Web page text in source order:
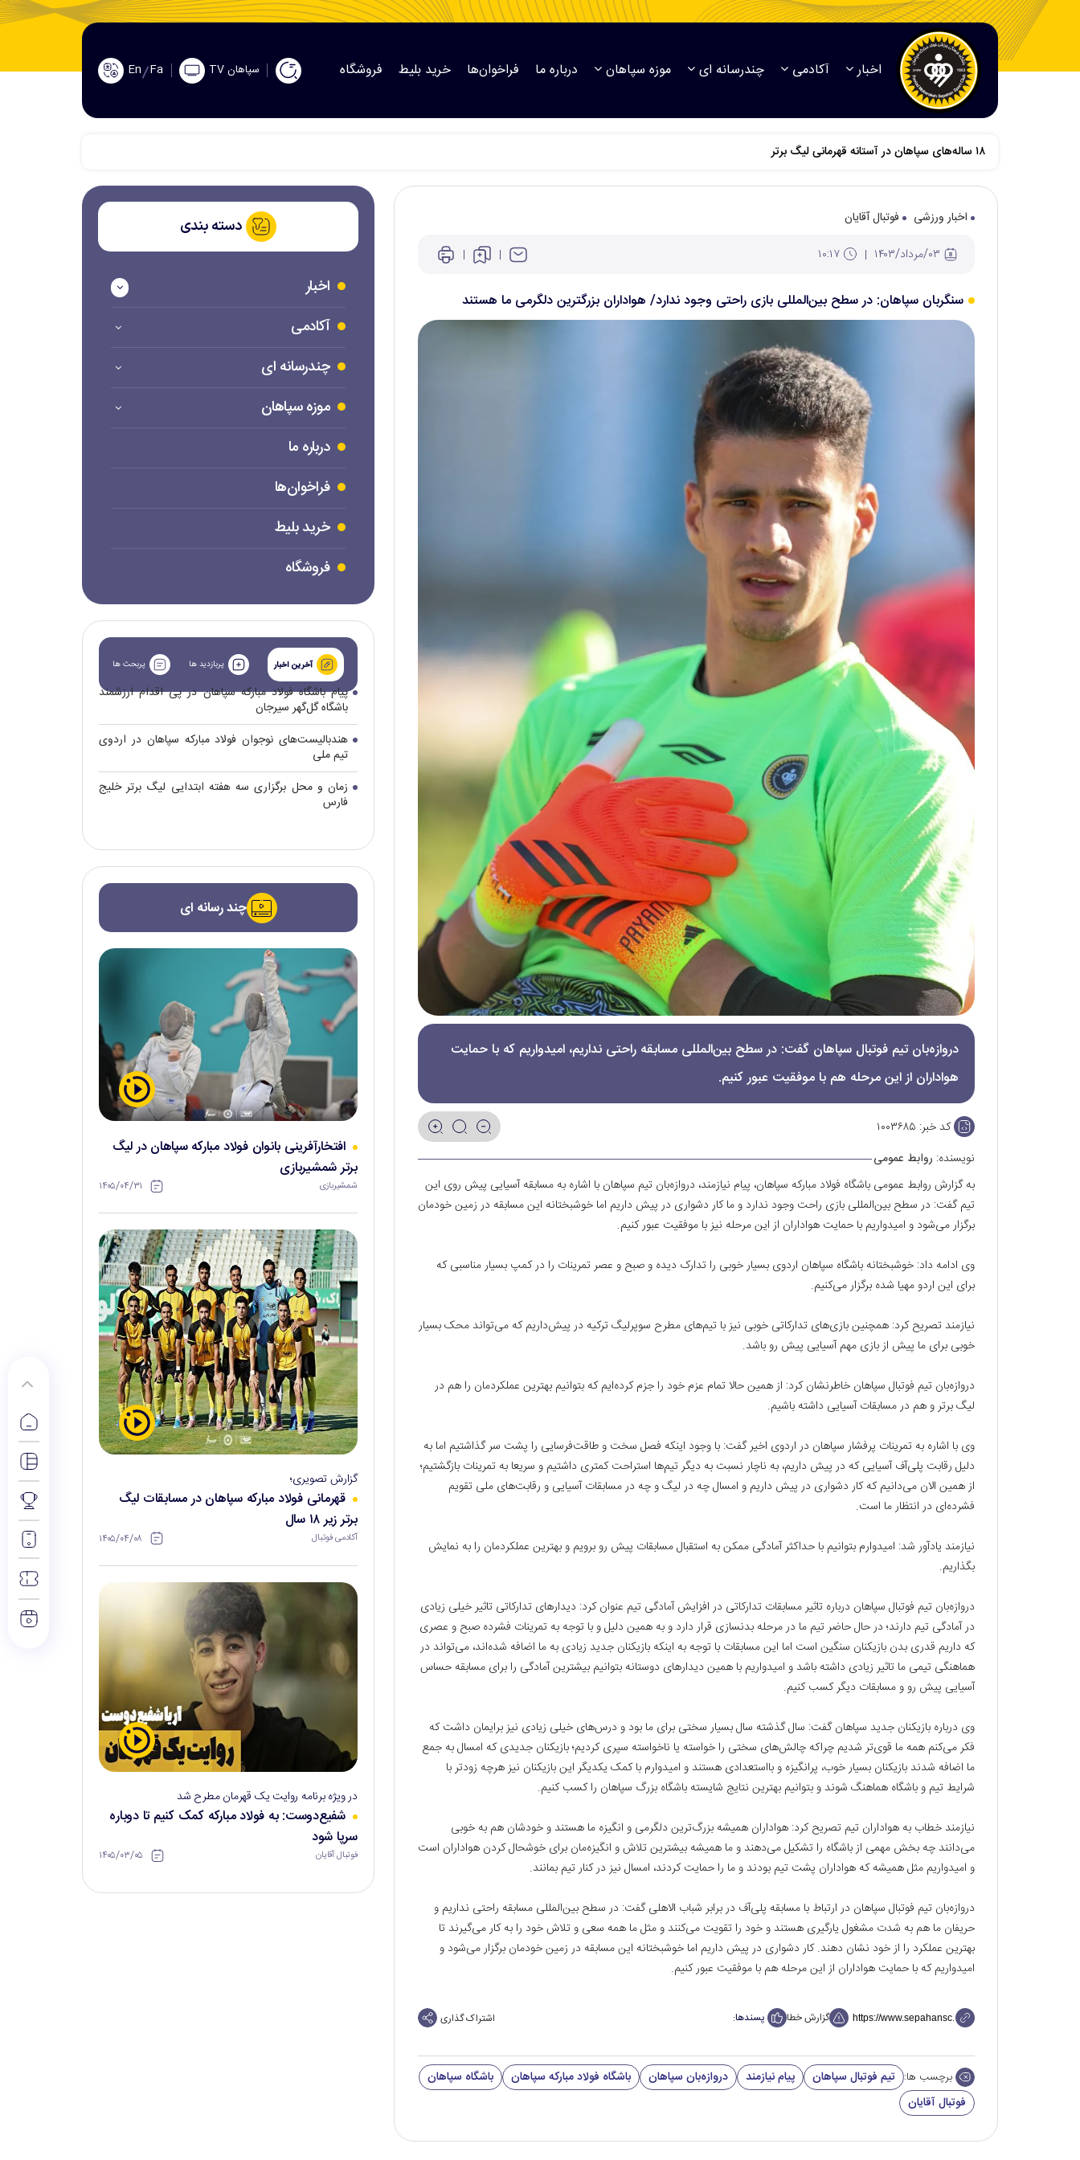
اخبار آکادمی چندرسانه ای موزه سپاهان درباره ما فراخوان‌ها خرید بلیط فروشگاه سپاهان TV Fa
En
اخبار ورزشی
فوتبال آقایان
سنگربان سپاهان: در سطح بین‌المللی بازی راحتی وجود ندارد/ هواداران بزرگترین دلگرمی ما هستند
دروازه‌بان تیم فوتبال سپاهان گفت: در سطح بین‌المللی مسابقه راحتی نداريم، امیدواریم که با حمایت
هواداران از این مرحله هم با موفقیت عبور کنیم.
کد خبر: ۱۰۰۳۶۸۵
نویسنده: روابط عمومی
به گزارش روابط عمومی باشگاه فولاد مبارکه سپاهان، پیام نیازمند، دروازه‌بان تیم سپاهان با اشاره به مسابقه آسیایی پیش روی این
تیم گفت: در سطح بین‌المللی بازی راحت وجود ندارد و ما کار دشواری در پیش داریم اما خوشبختانه این مسابقه در زمین خودمان
برگزار می‌شود و امیدواریم با حمایت هواداران از این مرحله نیز با موفقیت عبور کنیم.
وی ادامه داد: خوشبختانه باشگاه سپاهان اردوی بسیار خوبی را تدارک دیده و صبح و عصر تمرینات را در کمپ بسیار مناسبی که
برای این اردو مهیا شده برگزار می‌کنیم.
نیازمند تصریح کرد: همچنین بازی‌های تدارکاتی خوبی نیز با تیم‌های مطرح سوپرلیگ ترکیه در پیش‌داریم که می‌تواند محک بسیار
خوبی برای ما پیش از بازی مهم آسیایی پیش رو باشد.
دروازه‌بان تیم فوتبال سپاهان خاطرنشان کرد: از همین حالا تمام عزم خود را جزم کرده‌ایم که بتوانیم بهترین عملکردمان را هم در
لیگ برتر و هم در مسابقات آسیایی داشته باشیم.
وی با اشاره به تمرینات پرفشار سپاهان در اردوی اخیر گفت: با وجود اینکه فصل سخت و طاقت‌فرسایی را پشت سر گذاشتیم اما به
دلیل رقابت پلی‌آف آسیایی که در پیش داریم، به ناچار نسبت به دیگر تیم‌ها استراحت کمتری داشتیم و سریعا به تمرینات بازگشتیم؛
از همین الان می‌دانیم که کار دشواری در پیش داریم و امسال چه در لیگ و چه در مسابقات آسیایی و رقابت‌های ملی تقویم
فشرده‌ای در انتظار ما است.
نیازمند یادآور شد: امیدوارم بتوانیم با حداکثر آمادگی ممکن به استقبال مسابقات پیش رو برویم و بهترین عملکردمان را به نمایش
بگذاریم.
دروازه‌بان تیم فوتبال سپاهان درباره تاثیر مسابقات تدارکاتی در افزایش آمادگی تیم عنوان کرد: دیدارهای تدارکاتی تاثیر خیلی زیادی
در آمادگی تیم دارند؛ در حال حاضر تیم ما در مرحله بدنسازی قرار دارد و به همین دلیل و با توجه به تمرینات فشرده صبح و عصری
که داریم قدری بدن بازیکنان سنگین است اما این مسابقات با توجه به اینکه بازیکنان جدید زیادی به ما اضافه شده‌اند، می‌تواند در
هماهنگی تیمی ما تاثیر زیادی داشته باشد و امیدواریم با همین دیدارهای دوستانه بتوانیم بیشترین آمادگی را برای مسابقه حساس
آسیایی پیش رو و مسابقات دیگر کسب کنیم.
وی درباره بازیکنان جدید سپاهان گفت: سال گذشته سال بسیار سختی برای ما بود و درس‌های خیلی زیادی نیز برایمان داشت که
فکر می‌کنم همه ما قوی‌تر شدیم چراکه چالش‌های سختی را خواسته یا ناخواسته سپری کردیم؛ بازیکنان جدیدی که امسال به جمع
ما اضافه شدند بازیکنان بسیار خوب، پرانگیزه و بااستعدادی هستند و امیدوارم با کمک یکدیگر این بازیکنان نیز هرچه زودتر با
شرایط تیم و باشگاه هماهنگ شوند و بتوانیم بهترین نتایج شایسته باشگاه بزرگ سپاهان را کسب کنیم.
نیازمند خطاب به هواداران تیم تصریح کرد: هواداران همیشه بزرگ‌ترین دلگرمی و انگیزه ما هستند و خودشان هم به خوبی
می‌دانند چه بخش مهمی از باشگاه را تشکیل می‌دهند و ما همیشه بیشترین تلاش و انگیزه‌‌مان برای خوشحال کردن هواداران است
و امیدواریم مثل همیشه که هواداران پشت تیم بودند و ما را حمایت کردند، امسال نیز در کنار تیم بمانند.
دروازه‌بان تیم فوتبال سپاهان در ارتباط با مسابقه پلی‌آف در برابر شباب الاهلی گفت: در سطح بین‌المللی مسابقه راحتی نداريم و
حریفان ما هم به شدت مشغول یارگیری هستند و خود را تقویت می‌کنند و مثل ما همه سعی و تلاش خود را به کار می‌گیرند تا
بهترین عملکرد را از خود نشان دهند. کار دشواری در پیش داریم اما خوشبختانه این مسابقه در زمین خودمان برگزار می‌شود و
امیدواریم که با حمایت هواداران از این مرحله هم با موفقیت عبور کنیم.
گزارش خطا پسندها: اشتراک گذاری
برچسب ها: تیم فوتبال سپاهان پیام نیازمند دروازه‌بان سپاهان باشگاه فولاد مبارکه سپاهان
باشگاه سپاهان
فوتبال آقایان
دسته بندی
اخبار
آکادمی
چندرسانه ای
موزه سپاهان
درباره ما
فراخوان‌ها
خرید بلیط
فروشگاه
آخرین اخبار پربازدید ها پربحث ها
پیام باشگاه فولاد مبارکه سپاهان در پی اقدام ارزشمند
باشگاه گل‌گهر سیرجان
هندبالیست‌های نوجوان فولاد مبارکه سپاهان در اردوی
تیم ملی
زمان و محل برگزاری سه هفته ابتدایی لیگ برتر خلیج
فارس
چند رسانه ای
افتخارآفرینی بانوان فولاد مبارکه سپاهان در لیگ
برتر شمشیربازی
شمشیربازی ۱۴۰۵/۰۴/۳۱
گزارش تصویری؛
قهرمانی فولاد مبارکه سپاهان در مسابقات لیگ
برتر زیر ۱۸ سال
آکادمی فوتبال ۱۴۰۵/۰۴/۰۸
در ویژه برنامه روایت یک قهرمان مطرح شد
شفیع‌دوست: به فولاد مبارکه کمک کنیم تا دوباره
سرپا شود
فوتبال آقایان ۱۴۰۵/۰۳/۰۵